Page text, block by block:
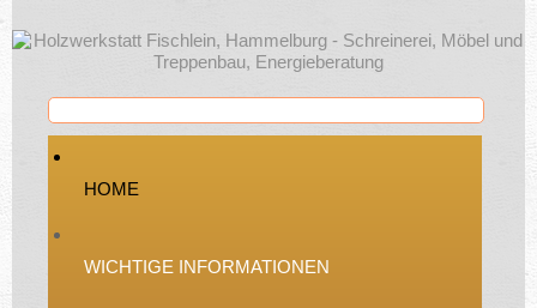
HOME
WICHTIGE INFORMATIONEN